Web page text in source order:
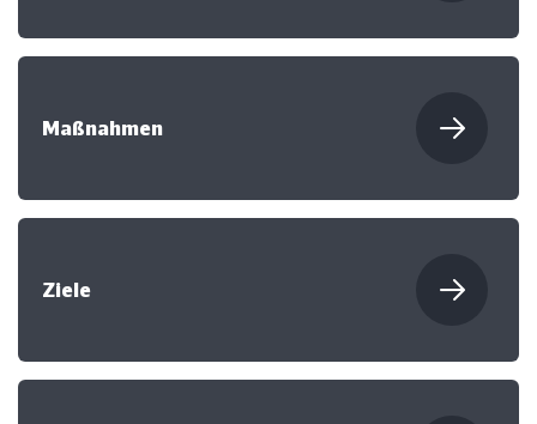
Maßnahmen
Ziele